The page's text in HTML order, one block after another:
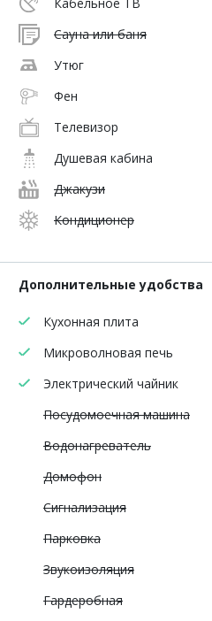
Сауна или баня
Утюг
Фен
Телевизор
Душевая кабина
Джакузи
Кондиционер
Дополнительные удобства
Кухонная плита
Микроволновая печь
Электрический чайник
Посудомоечная машина
Водонагреватель
Домофон
Сигнализация
Парковка
Звукоизоляция
Гардеробная